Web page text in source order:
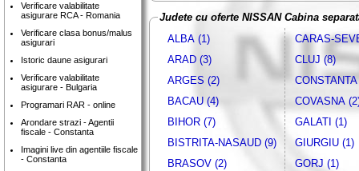
Verificare valabilitate
asigurare RCA - Romania
Verificare clasa bonus/malus
asigurari
Istoric daune asigurari
Verificare valabilitate
asigurare - Bulgaria
Programari RAR - online
Arondare strazi - Agentii
fiscale - Constanta
Imagini live din agentiile fiscale
- Constanta
Judete cu oferte NISSAN Cabina
ALBA (1)
ARAD (3)
ARGES (2)
BACAU (4)
BIHOR (7)
BISTRITA-NASAUD (9)
BRASOV (2)
CARAS-
CLUJ (8)
COVASNA
GALATI (1)
GIURGIU (1)
GORJ (1)